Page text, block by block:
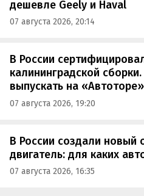
дешевле Geely и Haval
07 августа 2026, 20:14
В России
калининградской
выпускать на «Автоторе»
07 августа 2026, 19:20
В России создали новый
двигатель: для каких
07 августа 2026, 16:35